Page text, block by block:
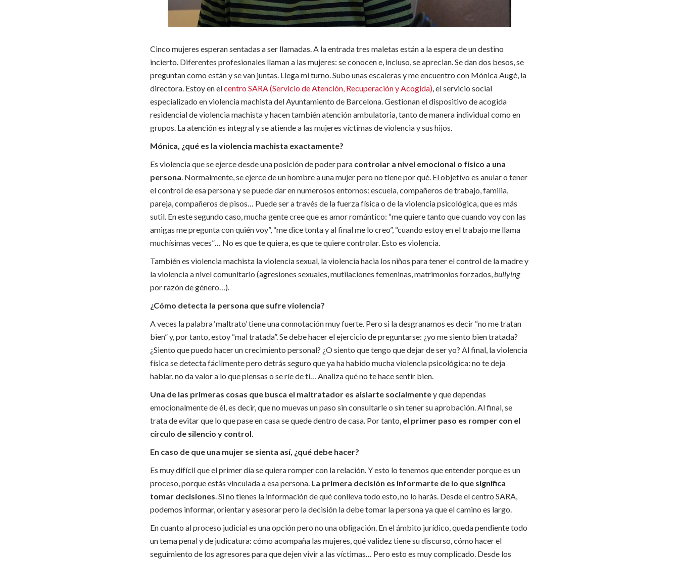
Cinco mujeres esperan sentadas a ser llamadas. A la entrada tres maletas están a la espera de un destino
incierto. Diferentes profesionales llaman a las mujeres: se conocen e, incluso, se aprecian. Se dan dos besos, se
preguntan como están y se van juntas. Llega mi turno. Subo unas escaleras y me encuentro con Mónica Augé, la
directora. Estoy en elcentro SARA (Servicio de Atención, Recuperación y Acogida), el servicio social
especializado en violencia machista del Ayuntamiento de Barcelona. Gestionan el dispositivo de acogida
residencial de violencia machista y hacen también atención ambulatoria, tanto de manera individual como en
grupos. La atención es integral y se atiende a las mujeres víctimas de violencia y sus hijos.
Mónica, ¿qué es la violencia machista exactamente?
Es violencia que se ejerce desde una posición de poder para controlar a nivel emocional o físico a una
persona. Normalmente, se ejerce de un hombre a una mujer pero no tiene por qué. El objetivo es anular o tener
el control de esa persona y se puede dar en numerosos entornos: escuela, compañeros de trabajo, familia,
pareja, compañeros de pisos… Puede ser a través de la fuerza física o de la violencia psicológica, que es más
sutil. En este segundo caso, mucha gente cree que es amor romántico: “me quiere tanto que cuando voy con las
amigas me pregunta con quién voy”, “me dice tonta y al final me lo creo”, “cuando estoy en el trabajo me llama
muchísimas veces”… No es que te quiera, es que te quiere controlar. Esto es violencia.
También es violencia machista la violencia sexual, la violencia hacia los niños para tener el control de la madre y
la violencia a nivel comunitario (agresiones sexuales, mutilaciones femeninas, matrimonios forzados,bullying
por razón de género…).
¿Cómo detecta la persona que sufre violencia?
A veces la palabra ‘maltrato’ tiene una connotación muy fuerte. Pero si la desgranamos es decir “no me tratan
bien” y, por tanto, estoy “mal tratada”. Se debe hacer el ejercicio de preguntarse: ¿yo me siento bien tratada?
¿Siento que puedo hacer un crecimiento personal? ¿O siento que tengo que dejar de ser yo? Al final, la violencia
física se detecta fácilmente pero detrás seguro que ya ha habido mucha violencia psicológica: no te deja
hablar, no da valor a lo que piensas o se ríe de ti… Analiza qué no te hace sentir bien.
Una de las primeras cosas que busca el maltratador es aislarte socialmentey que dependas
emocionalmente de él, es decir, que no muevas un paso sin consultarle o sin tener su aprobación. Al final, se
trata de evitar que lo que pase en casa se quede dentro de casa. Por tanto, el primer paso es romper con el
círculo de silencio y control.
En caso de que una mujer se sienta así, ¿qué debe hacer?
Es muy difícil que el primer día se quiera romper con la relación. Y esto lo tenemos que entender porque es un
proceso, porque estás vinculada a esa persona. La primera decisión es informarte de lo que significa
tomar decisiones. Si no tienes la información de qué conlleva todo esto, no lo harás. Desde el centro SARA,
podemos informar, orientar y asesorar pero la decisión la debe tomar la persona ya que el camino es largo.
En cuanto al proceso judicial es una opción pero no una obligación. En el ámbito jurídico, queda pendiente todo
un tema penal y de judicatura: cómo acompaña las mujeres, qué validez tiene su discurso, cómo hacer el
seguimiento de los agresores para que dejen vivir a las víctimas… Pero esto es muy complicado. Desde los